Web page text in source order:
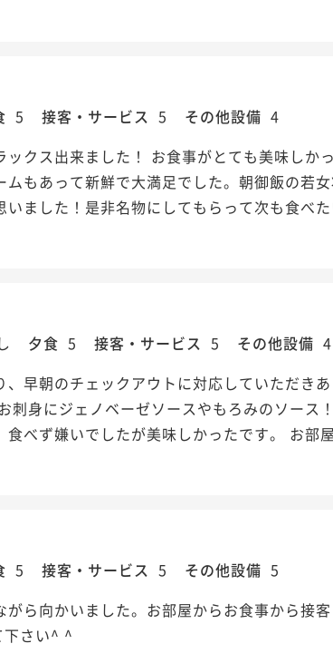
5 接客・サービス 5 その他設備 4
クス出来ました！ お食事がとても美味しか
もあって新鮮で大満足でした。朝御飯の若
ました！是非名物にしてもらって次も食べ
夕食 5 接客・サービス 5 その他設備 4
早朝のチェックアウトに対応していただき
刺身にジェノベーゼソースやもろみのソース
べず嫌いでしたが美味しかったです。 お部
5 接客・サービス 5 その他設備 5
ら向かいました。お部屋からお食事から接
下さい^ ^